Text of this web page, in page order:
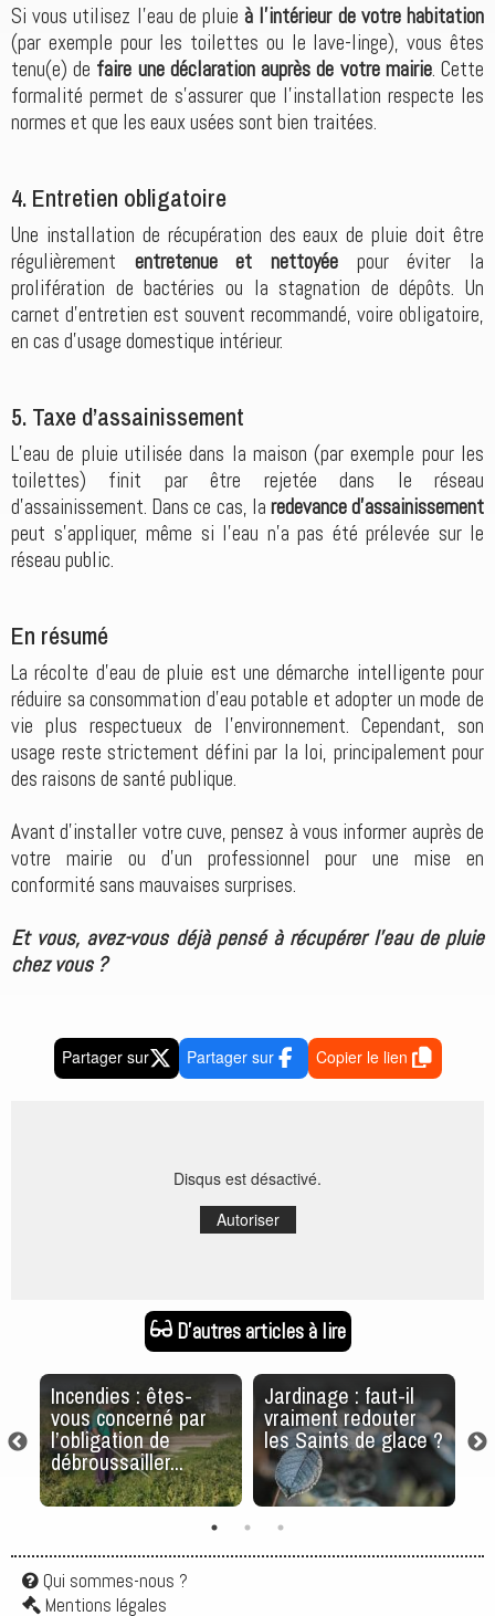
Si vous utilisez l’eau de pluieà l’intérieur de votre habitation
(par exemple pour les toilettes ou le lave-linge), vous êtes
tenu(e) de faire une déclaration auprès de votre mairie. Cette
formalité permet de s'assurer que l’installation respecte les
normes et que les eaux usées sont bien traitées.
4. Entretien obligatoire
Une installation de récupération des eaux de pluie doit être
régulièrement entretenue et nettoyée pour éviter la
prolifération de bactéries ou la stagnation de dépôts. Un
carnet d’entretien est souvent recommandé, voire obligatoire,
en cas d’usage domestique intérieur.
5. Taxe d’assainissement
L’eau de pluie utilisée dans la maison (par exemple pour les
toilettes) finit par être rejetée dans le réseau
d’assainissement. Dans ce cas, la redevance d’assainissement
peut s’appliquer, même si l’eau n’a pas été prélevée sur le
réseau public.
En résumé
La récolte d’eau de pluie est une démarche intelligente pour
réduire sa consommation d’eau potable et adopter un mode de
vie plus respectueux de l’environnement. Cependant, son
usage reste strictement défini par la loi, principalement pour
des raisons de santé publique.
Avant d’installer votre cuve, pensez à vous informer auprès de
votre mairie ou d’un professionnel pour une mise en
conformité sans mauvaises surprises.
Et vous, avez-vous déjà pensé à récupérer l’eau de pluie
chez vous ?
Partager sur Partager sur Copier le lien
Disqus est désactivé.
Autoriser
D'autres articles à lire
Incendies : êtes-
vous concerné par
l’obligation de
débroussailler...
Jardinage : faut-il
vraiment redouter
les Saints de glace ?
Qui sommes-nous ?
Mentions légales